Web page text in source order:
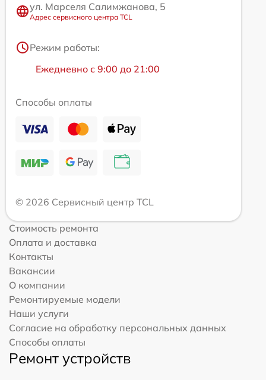
ул. Марселя Салимжанова, 5
Адрес сервисного центра TCL
Режим работы:
Ежедневно с 9:00 до 21:00
Способы оплаты
© 2026 Сервисный центр TCL
Стоимость ремонта
Оплата и доставка
Контакты
Вакансии
О компании
Ремонтируемые модели
Наши услуги
Согласие на обработку персональных данных
Способы оплаты
Ремонт устройств